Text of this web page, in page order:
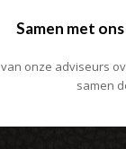
Samen met
onze adviseurs
samen